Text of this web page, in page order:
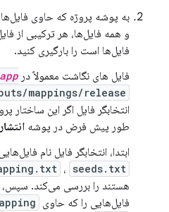
به پوشه پروژه که حاوی
و همه فایل‌ها، هر ترکیبی از
فایل‌ها است را بارگیری کنید.
فایل های نگاشت معمولاً در app
mappings/release/
انتخابگر فایل اگر این ساختار
طور پیش فرض در پوشه انتشار
ابتدا، انتخابگر فایل نام
، seeds.txt
هستند را بررسی می‌کند. سپس،
فایل‌هایی را که حاوی